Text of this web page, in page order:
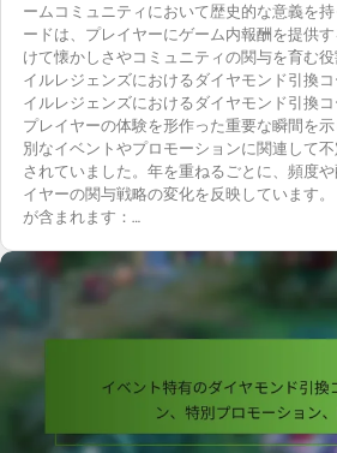
ームコミュニティにおいて歴史的な意義を
ードは、プレイヤーにゲーム内報酬を提供
けて懐かしさやコミュニティの関与を育む
イルレジェンズにおけるダイヤモンド引換
イルレジェンズにおけるダイヤモンド引換コ
プレイヤーの体験を形作った重要な瞬間を
別なイベントやプロモーションに関連して
されていました。年を重ねるごとに、頻度
イヤーの関与戦略の変化を反映しています
が含まれます：…